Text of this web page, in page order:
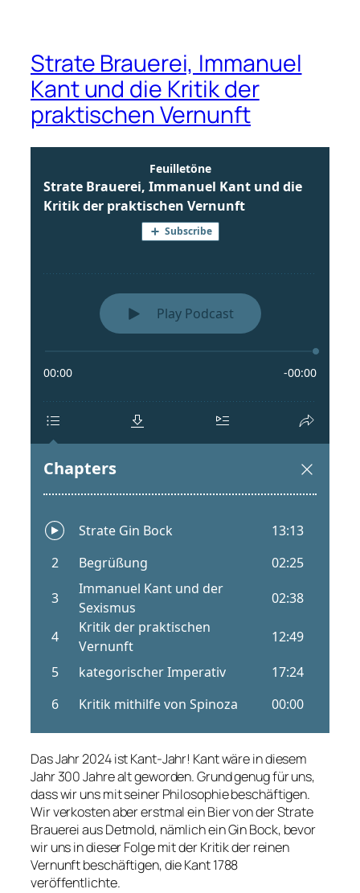
Strate Brauerei, Immanuel
Kant und die Kritik der
praktischen Vernunft
Das Jahr 2024 ist Kant-Jahr! Kant wäre in diesem
Jahr 300 Jahre alt geworden. Grund genug für uns,
dass wir uns mit seiner Philosophie beschäftigen.
Wir verkosten aber erstmal ein Bier von der Strate
Brauerei aus Detmold, nämlich ein Gin Bock, bevor
wir uns in dieser Folge mit der Kritik der reinen
Vernunft beschäftigen, die Kant 1788
veröffentlichte.